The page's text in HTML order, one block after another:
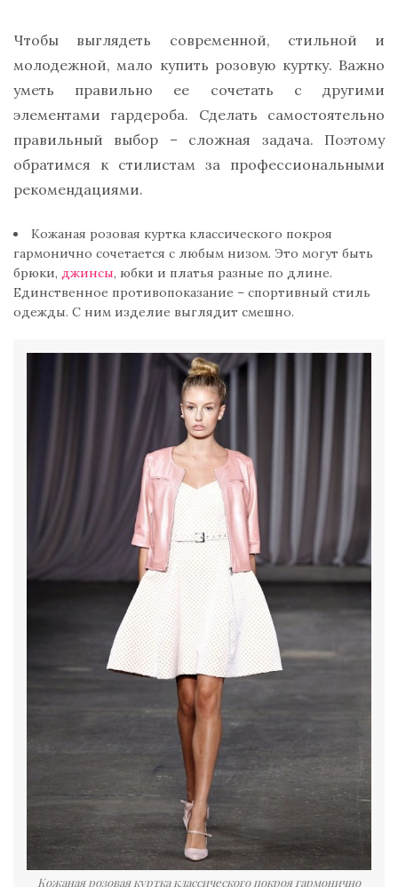
Чтобы выглядеть современной, стильной и
молодежной, мало купить розовую куртку. Важно
уметь правильно ее сочетать с другими
элементами гардероба. Сделать самостоятельно
правильный выбор – сложная задача. Поэтому
обратимся к стилистам за профессиональными
рекомендациями.
Кожаная розовая куртка классического покроя
гармонично сочетается с любым низом. Это могут быть
брюки, джинсы, юбки и платья разные по длине.
Единственное противопоказание – спортивный стиль
одежды. С ним изделие выглядит смешно.
Кожаная розовая куртка классического покроя гармонично